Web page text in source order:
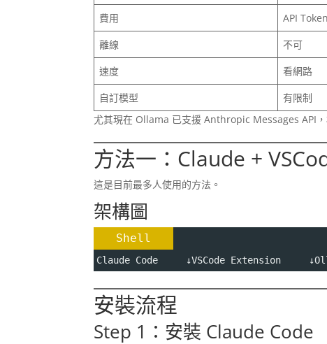
費用
API
離線
不可
速度
看網路
自訂模型
有限制
尤其現在 Ollama 已支援 Anthropic Messages API
方法一：Claude +
這是目前最多人使用的方法。
架構圖
Shell
Claude Code     ↓VSCode Extension
安裝流程
Step 1：安裝 Claude Code